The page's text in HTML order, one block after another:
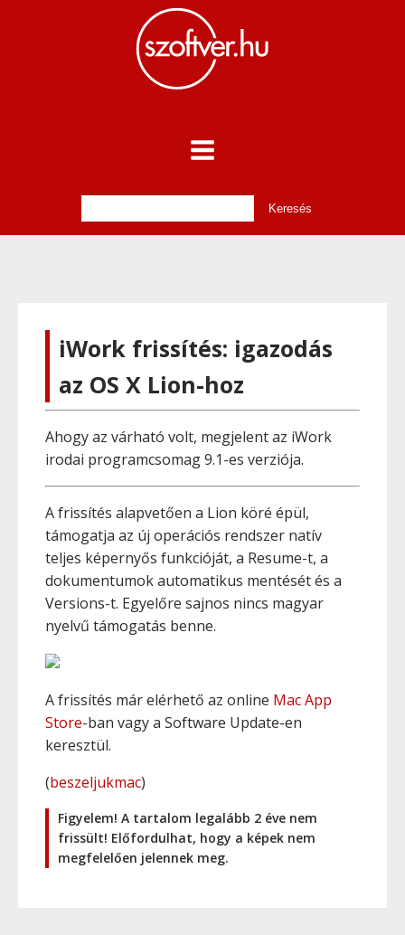
iWork frissítés: igazodás
az OS X Lion-hoz
Ahogy az várható volt, megjelent az iWork
irodai programcsomag 9.1-es verziója.
A frissítés alapvetően a Lion köré épül,
támogatja az új operációs rendszer natív
teljes képernyős funkcióját, a Resume-t, a
dokumentumok automatikus mentését és a
Versions-t. Egyelőre sajnos nincs magyar
nyelvű támogatás benne.
A frissítés már elérhető az online Mac App
Store-ban vagy a Software Update-en
keresztül.
(beszeljukmac)
Figyelem! A tartalom legalább 2 éve nem
frissült! Előfordulhat, hogy a képek nem
megfelelően jelennek meg.